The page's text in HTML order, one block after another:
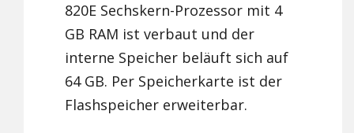
820E Sechskern-Prozessor mit 4
GB RAM ist verbaut und der
interne Speicher beläuft sich auf
64 GB. Per Speicherkarte ist der
Flashspeicher erweiterbar.